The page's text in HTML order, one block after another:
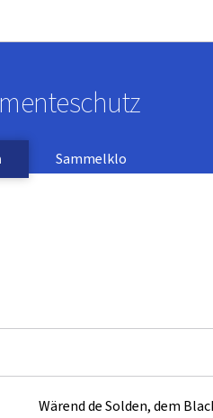
Sammelklo
Wärend de Solden, dem